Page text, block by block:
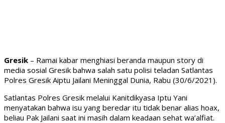
Gresik – Ramai kabar menghiasi beranda maupun story di
media sosial Gresik bahwa salah satu polisi teladan Satlantas
Polres Gresik Aiptu Jailani Meninggal Dunia, Rabu (30/6/2021).
Satlantas Polres Gresik melalui Kanitdikyasa Iptu Yani
menyatakan bahwa isu yang beredar itu tidak benar alias hoax,
beliau Pak Jailani saat ini masih dalam keadaan sehat wa’alfiat.